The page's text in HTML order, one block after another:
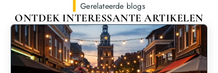
Gerelateerde blogs
ONTDEK INTERESSANTE ARTIKELEN